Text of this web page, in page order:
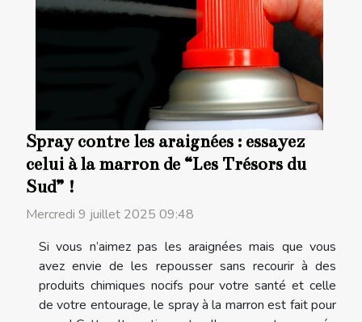
Spray contre les araignées : essayez
celui à la marron de “Les Trésors du
Sud” !
Mercredi 9 juillet 2025 09:48
Si vous n’aimez pas les araignées mais que vous
avez envie de les repousser sans recourir à des
produits chimiques nocifs pour votre santé et celle
de votre entourage, le spray à la marron est fait pour